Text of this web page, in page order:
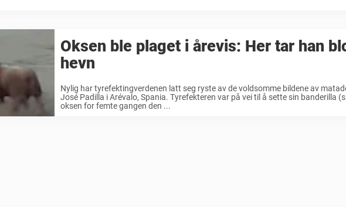
Oksen ble plaget i årevis: Her tar han
hevn
Nylig har tyrefektingverdenen latt seg ryste av de voldsomme bildene av
José Padilla i Arévalo, Spania. Tyrefekteren var på vei til å sette sin banderilla
oksen for femte gangen den ...